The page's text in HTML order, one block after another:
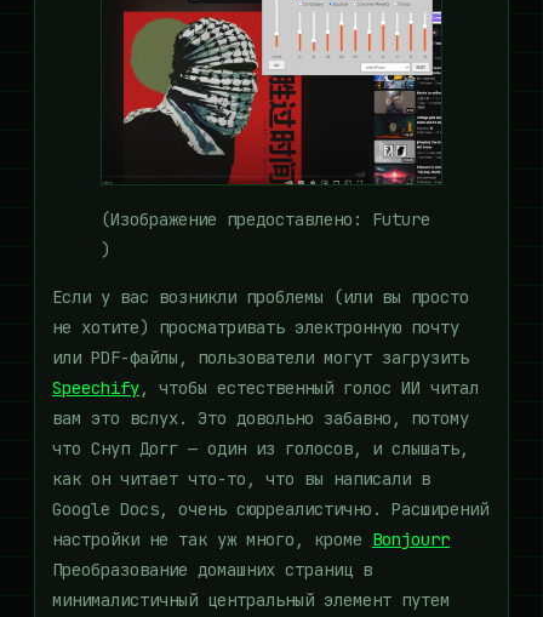
(Изображение предоставлено: Future
)
Если у вас возникли проблемы (или вы просто
не хотите) просматривать электронную почту
или PDF-файлы, пользователи могут загрузить
Speechify, чтобы естественный голос ИИ читал
вам это вслух. Это довольно забавно, потому
что Снуп Догг — один из голосов, и слышать,
как он читает что-то, что вы написали в
Google Docs, очень сюрреалистично. Расширений
настройки не так уж много, кроме Bonjourr
Преобразование домашних страниц в
минималистичный центральный элемент путем